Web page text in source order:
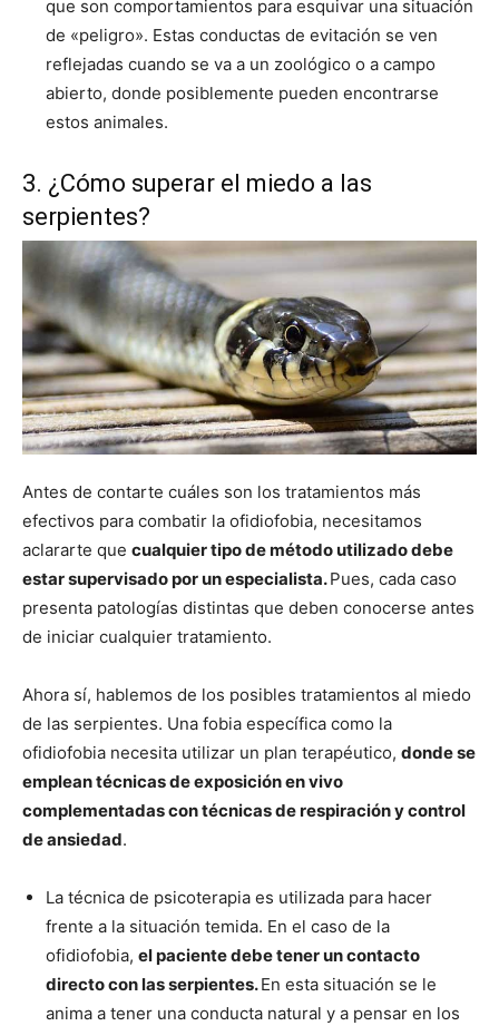
que son comportamientos para esquivar una situación
de «peligro». Estas conductas de evitación se ven
reflejadas cuando se va a un zoológico o a campo
abierto, donde posiblemente pueden encontrarse
estos animales.
3. ¿Cómo superar el miedo a las
serpientes?
Antes de contarte cuáles son los tratamientos más
efectivos para combatir la ofidiofobia, necesitamos
aclararte que cualquier tipo de método utilizado debe
estar supervisado por un especialista.Pues, cada caso
presenta patologías distintas que deben conocerse antes
de iniciar cualquier tratamiento.
Ahora sí, hablemos de los posibles tratamientos al miedo
de las serpientes. Una fobia específica como la
ofidiofobia necesita utilizar un plan terapéutico, donde se
emplean técnicas de exposición en vivo
complementadas con técnicas de respiración y control
de ansiedad.
La técnica de psicoterapia es utilizada para hacer
frente a la situación temida. En el caso de la
ofidiofobia, el paciente debe tener un contacto
directo con las serpientes.En esta situación se le
anima a tener una conducta natural y a pensar en los